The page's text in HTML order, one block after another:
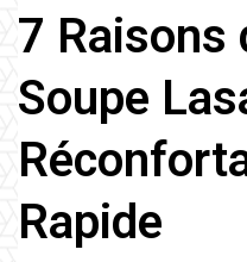
7 Raisons
Soupe
Rapide